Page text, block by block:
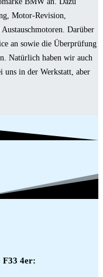
Motor-Revision,
Darüber
an sowie die Überprüfung
Natürlich haben wir auch
uns in der Werkstatt, aber
F33 4er: